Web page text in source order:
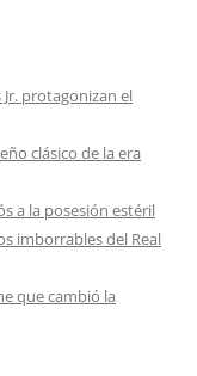
protagonizan el
clásico de la era
a la posesión estéril
imborrables del Real
que cambió la